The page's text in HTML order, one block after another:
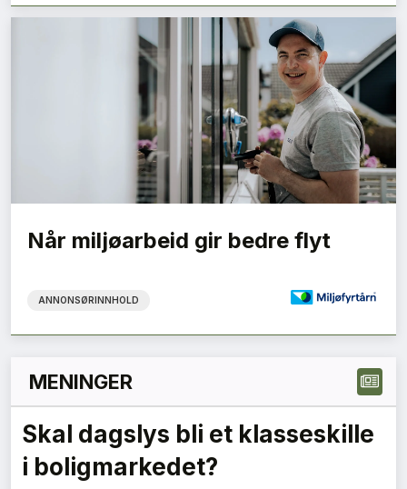
Når miljøarbeid gir bedre flyt
ANNONSØRINNHOLD
MENINGER
Grønne anskaffelser må gi
forutsigbare krav – en